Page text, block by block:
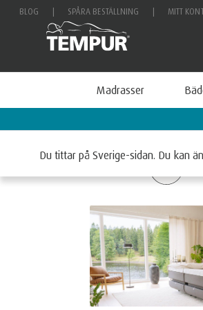
BLOG SPÅRA BESTÄLLNING MITT
Madrasser
Du tittar på Sverige-sidan. Du kan